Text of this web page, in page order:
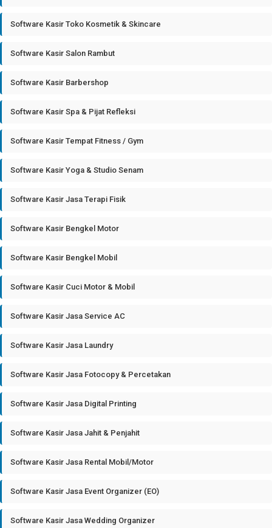
Software Kasir Toko Kosmetik & Skincare
Software Kasir Salon Rambut
Software Kasir Barbershop
Software Kasir Spa & Pijat Refleksi
Software Kasir Tempat Fitness / Gym
Software Kasir Yoga & Studio Senam
Software Kasir Jasa Terapi Fisik
Software Kasir Bengkel Motor
Software Kasir Bengkel Mobil
Software Kasir Cuci Motor & Mobil
Software Kasir Jasa Service AC
Software Kasir Jasa Laundry
Software Kasir Jasa Fotocopy & Percetakan
Software Kasir Jasa Digital Printing
Software Kasir Jasa Jahit & Penjahit
Software Kasir Jasa Rental Mobil/Motor
Software Kasir Jasa Event Organizer (EO)
Software Kasir Jasa Wedding Organizer